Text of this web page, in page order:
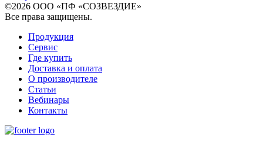
©2026 ООО «ПФ «СОЗВЕЗДИЕ»
Все права защищены.
Продукция
Сервис
Где купить
Доставка и оплата
О производителе
Статьи
Вебинары
Контакты